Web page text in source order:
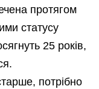
протягом
статусу
25 років,
потрібно